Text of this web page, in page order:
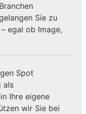
Sie zu
egal ob Image,
Spot
als
Ihre eigene
wir Sie bei